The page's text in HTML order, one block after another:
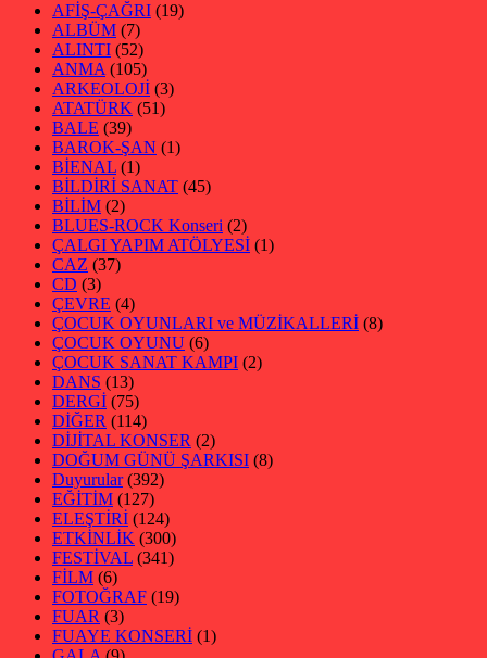
AFİŞ-ÇAĞRI (19)
ALBÜM (7)
ALINTI (52)
ANMA (105)
ARKEOLOJİ (3)
ATATÜRK (51)
BALE (39)
BAROK-ŞAN (1)
BİENAL (1)
BİLDİRİ SANAT (45)
BİLİM (2)
BLUES-ROCK Konseri (2)
ÇALGI YAPIM ATÖLYESİ (1)
CAZ (37)
CD (3)
ÇEVRE (4)
ÇOCUK OYUNLARI ve MÜZİKALLERİ (8)
ÇOCUK OYUNU (6)
ÇOCUK SANAT KAMPI (2)
DANS (13)
DERGİ (75)
DİĞER (114)
DİJİTAL KONSER (2)
DOĞUM GÜNÜ ŞARKISI (8)
Duyurular(392)
EĞİTİM (127)
ELEŞTİRİ (124)
ETKİNLİK (300)
FESTİVAL (341)
FİLM (6)
FOTOĞRAF (19)
FUAR (3)
FUAYE KONSERİ (1)